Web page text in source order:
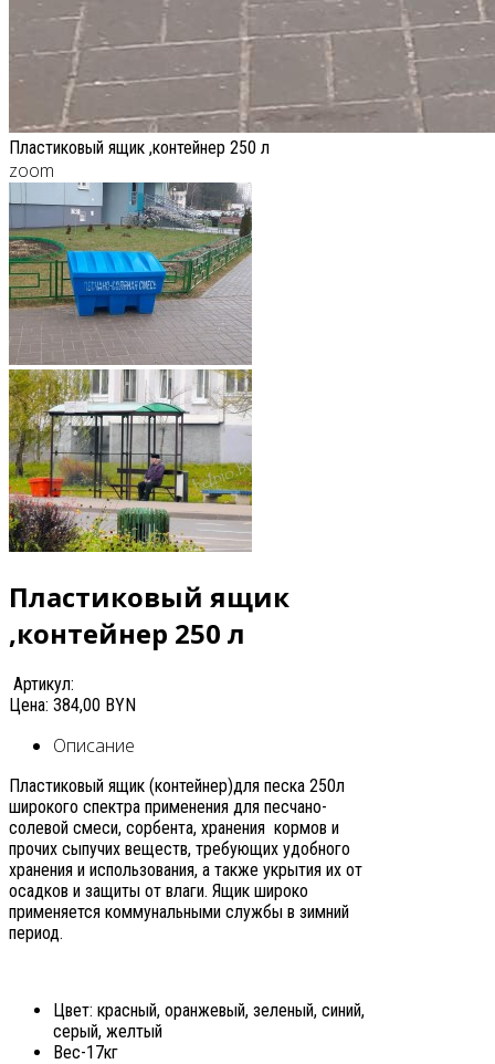
Пластиковый ящик ,контейнер 250 л
zoom
Пластиковый ящик
,контейнер 250 л
Артикул:
Цена: 384,00 BYN
Описание
Пластиковый ящик (контейнер)для песка 250л
широкого спектра применения для песчано-
солевой смеси, сорбента, хранения кормов и
прочих сыпучих веществ, требующих удобного
хранения и использования, а также укрытия их от
осадков и защиты от влаги. Ящик широко
применяется коммунальными службы в зимний
период.
Цвет: красный, оранжевый, зеленый, синий,
серый, желтый
Вес-17кг